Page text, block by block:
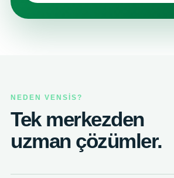
NEDEN VENSİS?
Tek merkezden
uzman çözümler.